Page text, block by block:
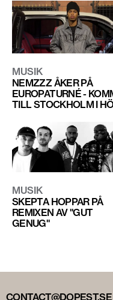
MUSIK
NEMZZZ ÅKER PÅ
EUROPATURNÉ -
TILL STOCKHOLM I
MUSIK
SKEPTA HOPPAR PÅ
REMIXEN AV "GUT
GENUG"
CONTACT@DOPEST.SE